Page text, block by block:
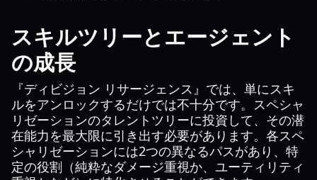
スキルツリーとエージェント
の成長
『ディビジョン リサージェンス』では、単にスキ
ルをアンロックするだけでは不十分です。スペシャ
リゼーションのタレントツリーに投資して、その潜
在能力を最大限に引き出す必要があります。各スペ
シャリゼーションには2つの異なるパスがあり、特
定の役割（純粋なダメージ重視か、ユーティリティ